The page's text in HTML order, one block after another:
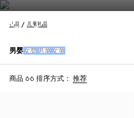
礼品 儿童礼品
男婴 女婴 男童 女童
商品 66 排序方式： 推荐